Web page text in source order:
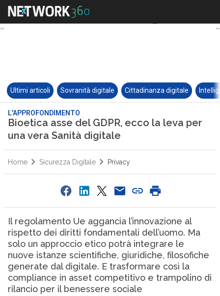
Ultimi articoli Sovranità digitale Cittadinanza digitale
L'APPROFONDIMENTO
Bioetica asse del GDPR, ecco la leva per
una vera Sanità digitale
Home Sicurezza Digitale Privacy
Il regolamento Ue aggancia l’innovazione al
rispetto dei diritti fondamentali dell’uomo. Ma
solo un approccio etico potrà integrare le
nuove istanze scientifiche, giuridiche, filosofiche
generate dal digitale. E trasformare così la
compliance in asset competitivo e trampolino di
rilancio per il benessere sociale